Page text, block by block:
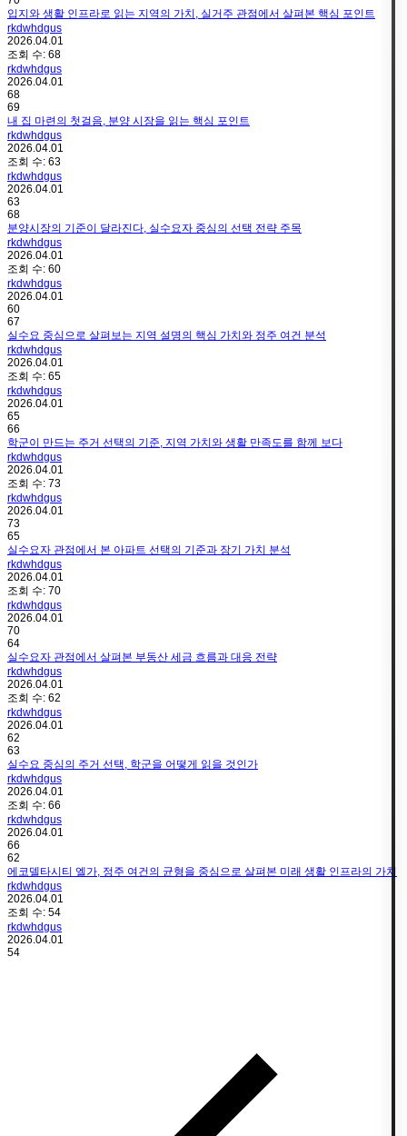
입지와 생활 인프라로 읽는 지역의 가치, 실거주 관점에서 살펴본 핵심 포인트
rkdwhdgus
2026.04.01
조회 수: 68
rkdwhdgus
2026.04.01
68
69
내 집 마련의 첫걸음, 분양 시장을 읽는 핵심 포인트
rkdwhdgus
2026.04.01
조회 수: 63
rkdwhdgus
2026.04.01
63
68
분양시장의 기준이 달라진다, 실수요자 중심의 선택 전략 주목
rkdwhdgus
2026.04.01
조회 수: 60
rkdwhdgus
2026.04.01
60
67
실수요 중심으로 살펴보는 지역 설명의 핵심 가치와 정주 여건 분석
rkdwhdgus
2026.04.01
조회 수: 65
rkdwhdgus
2026.04.01
65
66
학군이 만드는 주거 선택의 기준, 지역 가치와 생활 만족도를 함께 보다
rkdwhdgus
2026.04.01
조회 수: 73
rkdwhdgus
2026.04.01
73
65
실수요자 관점에서 본 아파트 선택의 기준과 장기 가치 분석
rkdwhdgus
2026.04.01
조회 수: 70
rkdwhdgus
2026.04.01
70
64
실수요자 관점에서 살펴본 부동산 세금 흐름과 대응 전략
rkdwhdgus
2026.04.01
조회 수: 62
rkdwhdgus
2026.04.01
62
63
실수요 중심의 주거 선택, 학군을 어떻게 읽을 것인가
rkdwhdgus
2026.04.01
조회 수: 66
rkdwhdgus
2026.04.01
66
62
에코델타시티 엘가, 정주 여건의 균형을 중심으로 살펴본 미래 생활 인프라의 가치
rkdwhdgus
2026.04.01
조회 수: 54
rkdwhdgus
2026.04.01
54